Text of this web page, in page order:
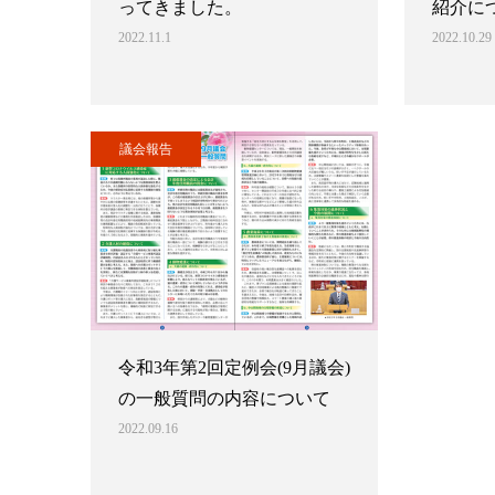
ってきました。
2022.11.1
紹介に
2022.10.29
議会報告
令和3年第2回定例会(9月議会)
の一般質問の内容について
2022.09.16